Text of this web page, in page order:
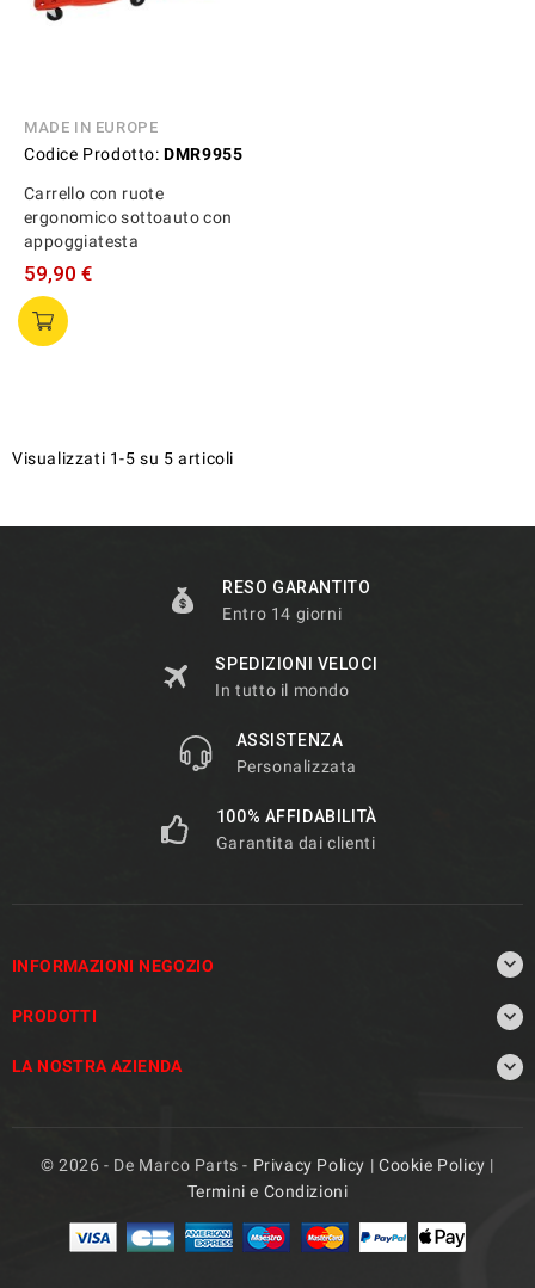
MADE IN EUROPE
Codice Prodotto: DMR9955
Carrello con ruote
ergonomico sottoauto con
appoggiatesta
59,90 €
Visualizzati 1-5 su 5 articoli
RESO GARANTITO
Entro 14 giorni
SPEDIZIONI VELOCI
In tutto il mondo
ASSISTENZA
Personalizzata
100% AFFIDABILITÀ
Garantita dai clienti
INFORMAZIONI NEGOZIO 
PRODOTTI 
LA NOSTRA AZIENDA 
© 2026 - De Marco Parts - Privacy Policy | Cookie Policy |
Termini e Condizioni